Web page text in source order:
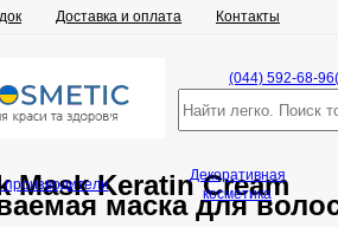
Доставка и оплата Контакты
(044) 592-68-96
Mask Keratin Cream
маска для
Декоративная
косметика